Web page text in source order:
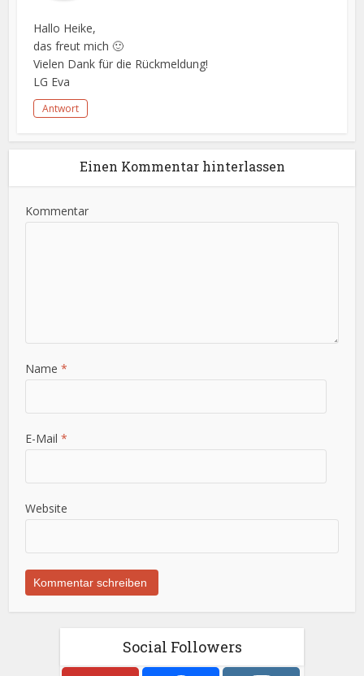
Hallo Heike,
das freut mich 🙂
Vielen Dank für die Rückmeldung!
LG Eva
Antwort
Einen Kommentar hinterlassen
Kommentar
Name*
E-Mail*
Website
Social Followers